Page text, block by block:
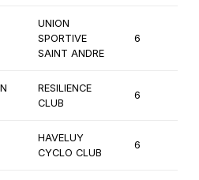
UNION
SPORTIVE
SAINT ANDRE
6
RESILIENCE
CLUB
6
HAVELUY
CYCLO CLUB
6